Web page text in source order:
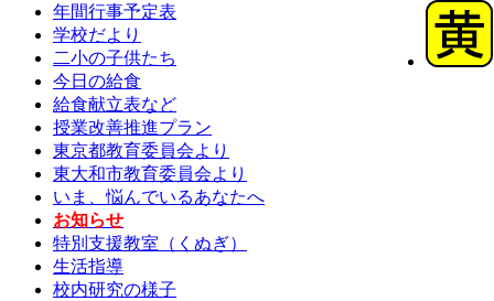
年間行事予定表
学校だより
二小の子供たち
今日の給食
給食献立表など
授業改善推進プラン
東京都教育委員会より
東大和市教育委員会より
いま、悩んでいるあなたへ
お知らせ
特別支援教室（くぬぎ）
生活指導
校内研究の様子